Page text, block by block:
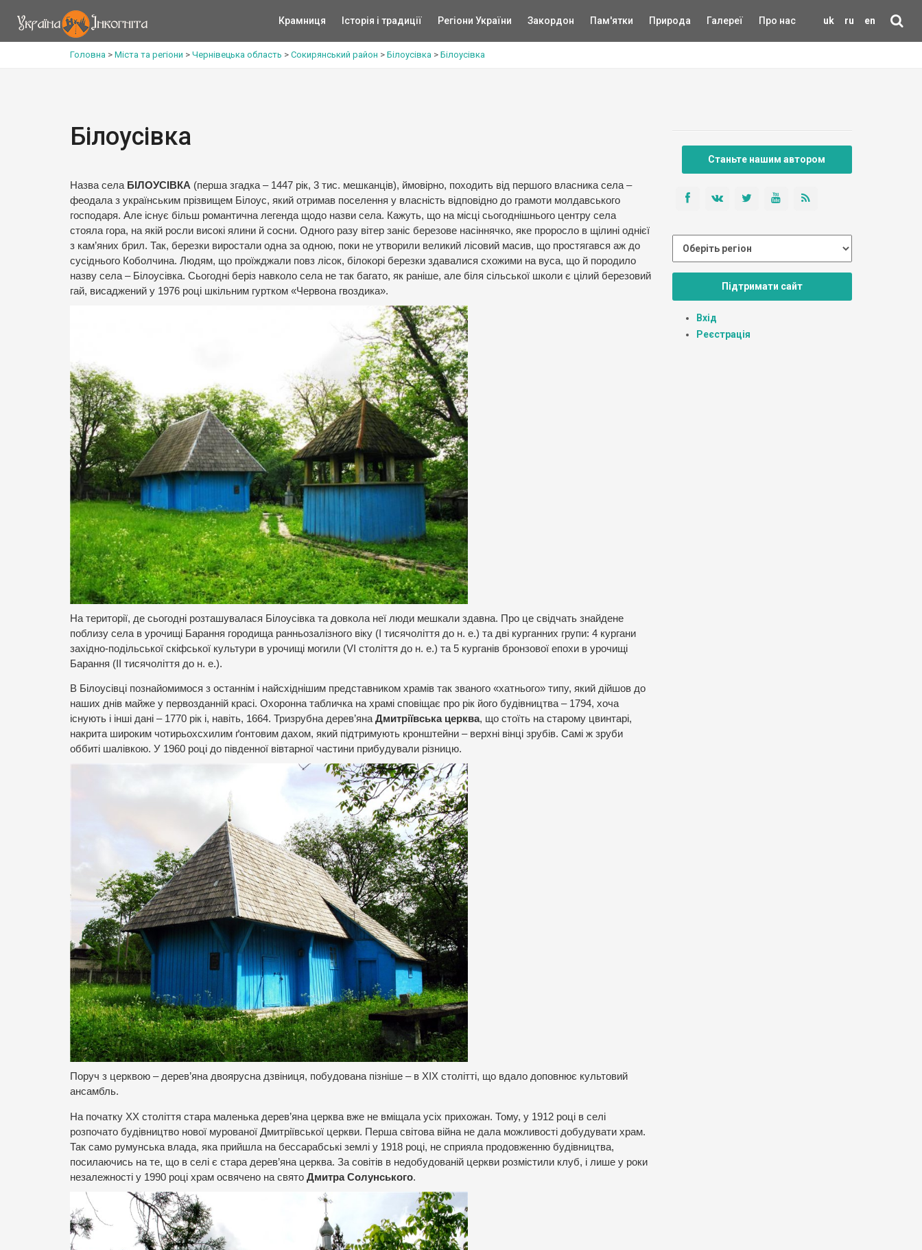
uk ru en
Крамниця Історія і традиції Регіони України Закордон Пам'ятки Природа Галереї Про нас
Головна > Міста та регіони > Чернівецька область > Сокирянський район > Білоусівка > Білоусівка
Білоусівка
Назва села БІЛОУСІВКА (перша згадка – 1447 рік, 3 тис. мешканців), ймовірно, походить від першого власника села –
феодала з українським прізвищем Білоус, який отримав поселення у власність відповідно до грамоти молдавського
господаря. Але існує більш романтична легенда щодо назви села. Кажуть, що на місці сьогоднішнього центру села
стояла гора, на якій росли високі ялини й сосни. Одного разу вітер заніс березове насіннячко, яке проросло в щілині однієї
з кам’яних брил. Так, березки виростали одна за одною, поки не утворили великий лісовий масив, що простягався аж до
сусіднього Коболчина. Людям, що проїжджали повз лісок, білокорі березки здавалися схожими на вуса, що й породило
назву села – Білоусівка. Сьогодні беріз навколо села не так багато, як раніше, але біля сільської школи є цілий березовий
гай, висаджений у 1976 році шкільним гуртком «Червона гвоздика».
На території, де сьогодні розташувалася Білоусівка та довкола неї люди мешкали здавна. Про це свідчать знайдене
поблизу села в урочищі Барання городища ранньозалізного віку (І тисячоліття до н. е.) та дві курганних групи: 4 кургани
західно-подільської скіфської культури в урочищі могили (VI століття до н. е.) та 5 курганів бронзової епохи в урочищі
Барання (ІІ тисячоліття до н. е.).
В Білоусівці познайомимося з останнім і найсхіднішим представником храмів так званого «хатнього» типу, який дійшов до
наших днів майже у первозданній красі. Охоронна табличка на храмі сповіщає про рік його будівництва – 1794, хоча
існують і інші дані – 1770 рік і, навіть, 1664. Тризрубна дерев’янаДмитріївська церква, що стоїть на старому цвинтарі,
накрита широким чотирьохсхилим ґонтовим дахом, який підтримують кронштейни – верхні вінці зрубів. Самі ж зруби
оббиті шалівкою. У 1960 році до південної вівтарної частини прибудували різницю.
Поруч з церквою – дерев’яна двоярусна дзвіниця, побудована пізніше – в ХІХ столітті, що вдало доповнює культовий
ансамбль.
На початку ХХ століття стара маленька дерев’яна церква вже не вміщала усіх прихожан. Тому, у 1912 році в селі
розпочато будівництво нової мурованої Дмитріївської церкви. Перша світова війна не дала можливості добудувати храм.
Так само румунська влада, яка прийшла на бессарабські землі у 1918 році, не сприяла продовженню будівництва,
посилаючись на те, що в селі є стара дерев’яна церква. За совітів в недобудованій церкви розмістили клуб, і лише у роки
незалежності у 1990 році храм освячено на свято Дмитра Солунського.
Станьте нашим автором
Підтримати сайт
Вхід
Реєстрація